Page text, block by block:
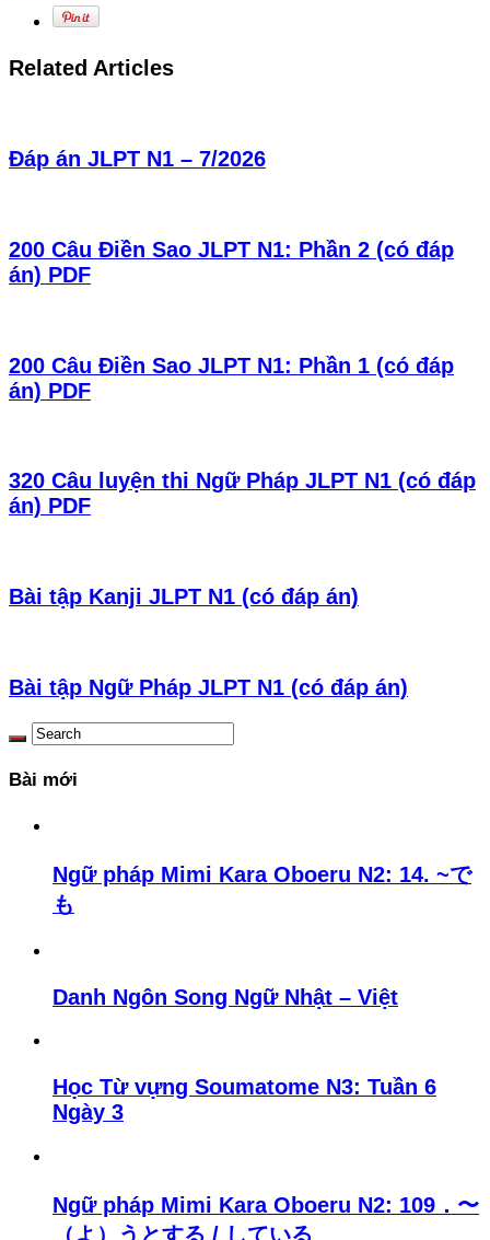
Related Articles
Đáp án JLPT N1 – 7/2026
200 Câu Điền Sao JLPT N1: Phần 2 (có đáp
án) PDF
200 Câu Điền Sao JLPT N1: Phần 1 (có đáp
án) PDF
320 Câu luyện thi Ngữ Pháp JLPT N1 (có đáp
án) PDF
Bài tập Kanji JLPT N1 (có đáp án)
Bài tập Ngữ Pháp JLPT N1 (có đáp án)
Bài mới
Ngữ pháp Mimi Kara Oboeru N2: 14. ~で
も
Danh Ngôn Song Ngữ Nhật – Việt
Học Từ vựng Soumatome N3: Tuần 6
Ngày 3
Ngữ pháp Mimi Kara Oboeru N2: 109．〜
（よ）うとする / している